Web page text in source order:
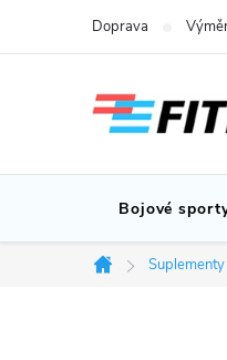
Doprava
Bojové
Domů
Suplementy